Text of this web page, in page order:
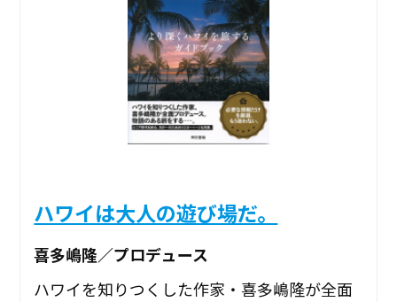
ハワイは大人の遊び場だ。
喜多嶋隆／プロデュース
ハワイを知りつくした作家・喜多嶋隆が全面